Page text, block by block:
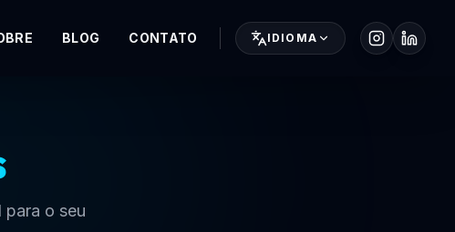
BLOG CONTATO IDIOMA
para o seu